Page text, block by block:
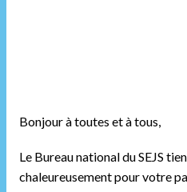
Bonjour à toutes et à tous,
Le Bureau national du SEJS
chaleureusement pour votre